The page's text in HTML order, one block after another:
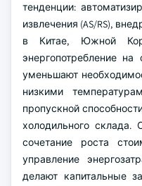
тенденции:
извлечения (AS/RS),
в Китае, Южной
энергопотребление
уменьшают
низкими
пропускной
холодильного
сочетание роста
управление
делают капитальные